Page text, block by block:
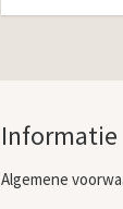
Informatie
Algemene